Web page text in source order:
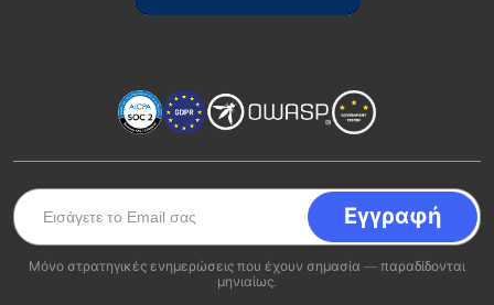
Μόνο στρατηγικές ενημερώσεις που έχουν σημασία — παραδίδονται
μηνιαίως.